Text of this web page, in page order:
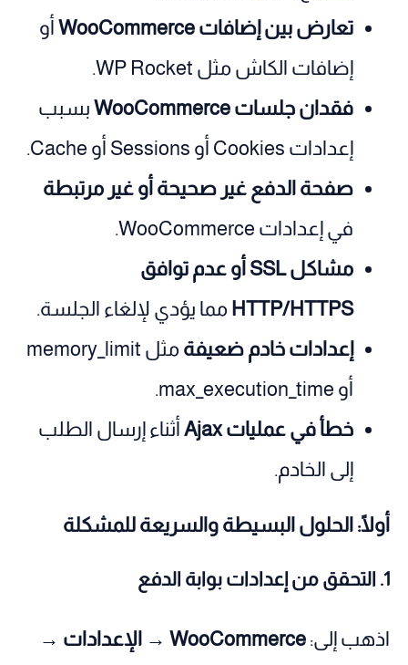
تعارض بين إضافات WooCommerce
أو
إضافات الكاش مثل WP Rocket.
فقدان جلسات WooCommerce
بسبب
إعدادات Cookies أو Sessions أو Cache.
صفحة الدفع غير صحيحة أو غير مرتبطة
في إعدادات WooCommerce.
مشاكل SSL أو عدم توافق
HTTP/HTTPS مما يؤدي لإلغاء الجلسة.
إعدادات خادم ضعيفة
مثل memory_limit
أو max_execution_time.
خطأ في عمليات Ajax
أثناء إرسال الطلب
إلى الخادم.
أولًا: الحلول البسيطة والسريعة للمشكلة
1. التحقق من إعدادات بوابة الدفع
اذهب إلى:
WooCommerce → الإعدادات →